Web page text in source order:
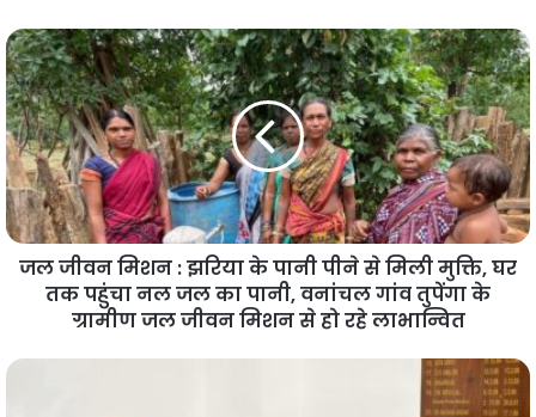
जल जीवन मिशन : झरिया के पानी पीने से मिली मुक्ति, घर
तक पहुंचा नल जल का पानी, वनांचल गांव तुपेंगा के
ग्रामीण जल जीवन मिशन से हो रहे लाभान्वित